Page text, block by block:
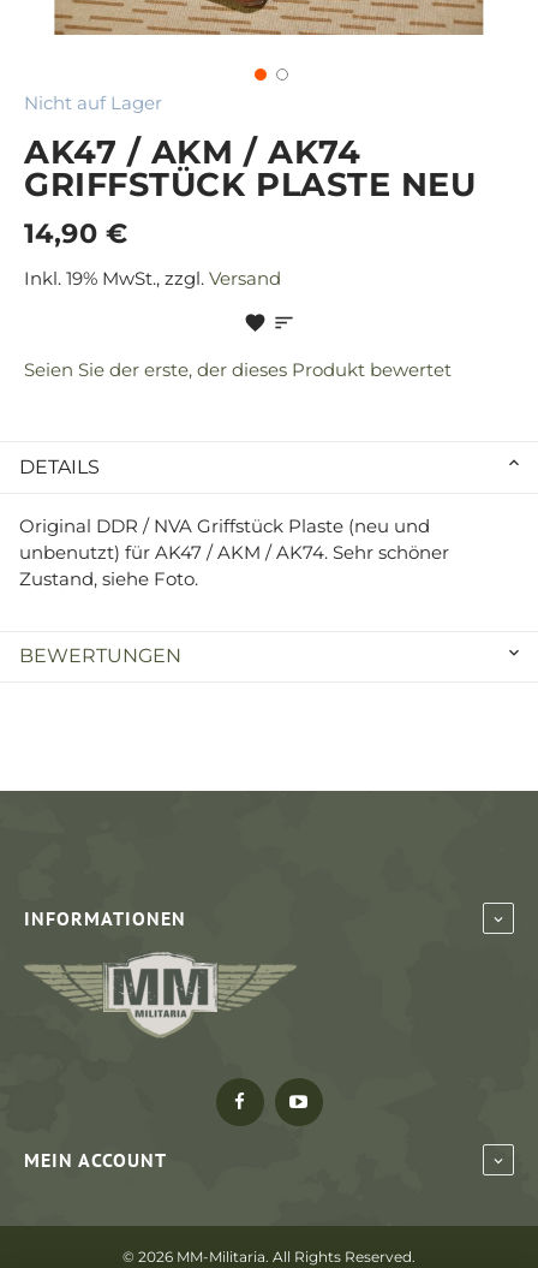
Nicht auf Lager
AK47 / AKM / AK74
GRIFFSTÜCK PLASTE NEU
14,90 €
Inkl. 19% MwSt., zzgl. Versand
Seien Sie der erste, der dieses Produkt bewertet
DETAILS
Original DDR / NVA Griffstück Plaste (neu und
unbenutzt) für AK47 / AKM / AK74. Sehr schöner
Zustand, siehe Foto.
BEWERTUNGEN
INFORMATIONEN
MEIN ACCOUNT
© 2026 MM-Militaria. All Rights Reserved.